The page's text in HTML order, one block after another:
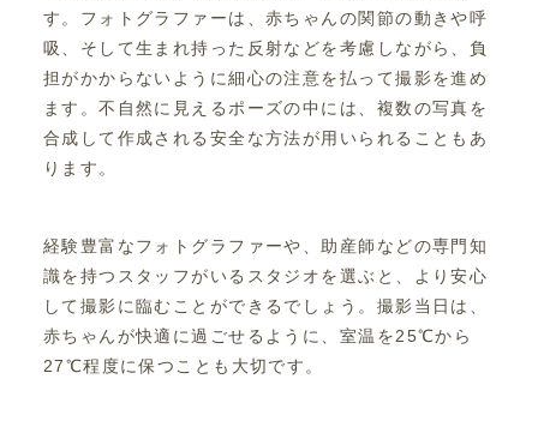
す。フォトグラファーは、赤ちゃんの関節の動きや呼
吸、そして生まれ持った反射などを考慮しながら、負
担がかからないように細心の注意を払って撮影を進め
ます。不自然に見えるポーズの中には、複数の写真を
合成して作成される安全な方法が用いられることもあ
ります。
経験豊富なフォトグラファーや、助産師などの専門知
識を持つスタッフがいるスタジオを選ぶと、より安心
して撮影に臨むことができるでしょう。撮影当日は、
赤ちゃんが快適に過ごせるように、室温を25℃から
27℃程度に保つことも大切です。